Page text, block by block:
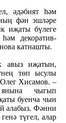
әдәбият һәм
фән эшләре
иҗаты бүлеге
декоратив-
катнашты.
авыз иҗатын,
төп ысулы
Хисамов. –
чыгып
буенча чын
алабыз. Фәнни
түгел, алар